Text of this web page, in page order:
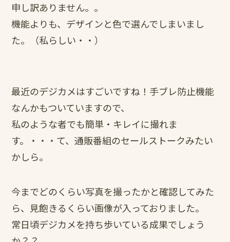
申し訳ありません。。
機能よりも、デザインと色で選んでしまいまし
た。（私らしい・・）
最近のデジカメはすごいですね！手ブレ防止機能
なんかもついていますので、
私のような者でも簡単・キレイに撮れま
す。・・・て、通販番組のセールストークみたい
かしら。
今までどのくらい写真を撮ったかと確認してみた
ら、見飽きるくらい画像が入っておりました。
常日頃デジカメを持ち歩いている成果でしょう